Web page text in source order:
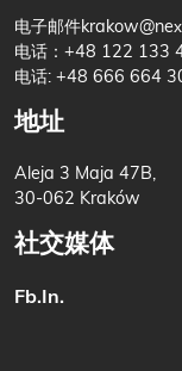
电子邮件
电话： +48 122 133
电话: +48 666 664
地址
Aleja 3 Maja 47B,
30-062 Kraków
社交媒体
Fb. In.